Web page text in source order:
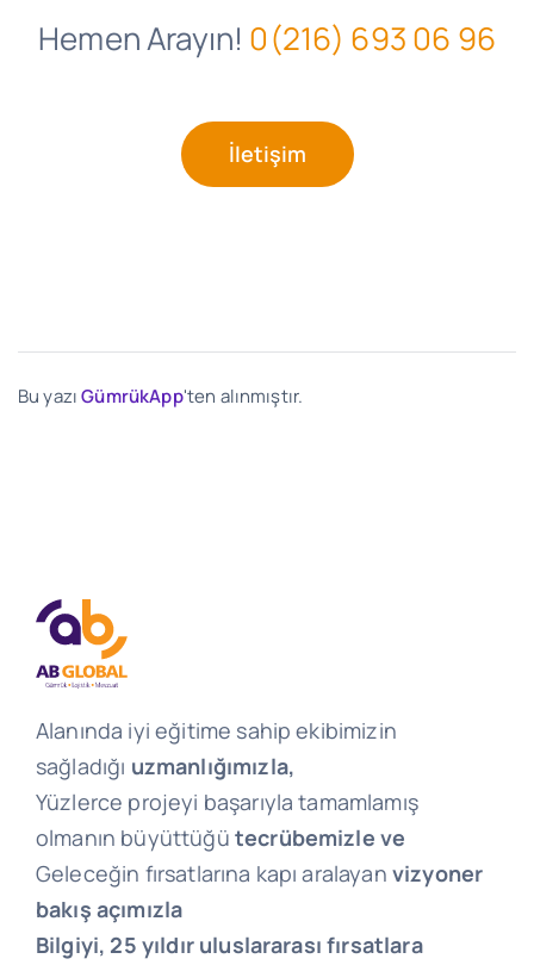
Hemen Arayın! 0(216) 693 06 96
İletişim
Bu yazıGümrükApp'ten alınmıştır.
Alanında iyi eğitime sahip ekibimizin
sağladığı uzmanlığımızla,
Yüzlerce projeyi başarıyla tamamlamış
olmanın büyüttüğü tecrübemizle ve
Geleceğin fırsatlarına kapı aralayan vizyoner
bakış açımızla
Bilgiyi, 25 yıldır uluslararası fırsatlara